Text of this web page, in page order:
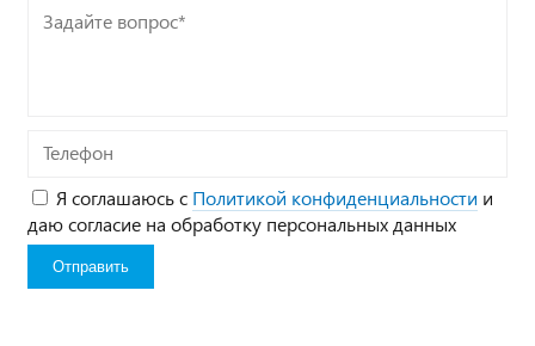
Задайте
вопрос*
Телефон
Я соглашаюсь с Политикой конфиденциальности и
даю согласие на обработку персональных данных